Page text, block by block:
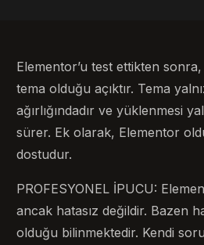
Elementor’u test ettikten
tema olduğu açıktır. Tema
ağırlığındadır ve yüklenmesi
sürer. Ek olarak, Elementor
dostudur.
PROFESYONEL İPUCU:
ancak hatasız değildir. Bazen
olduğu bilinmektedir. Kendi